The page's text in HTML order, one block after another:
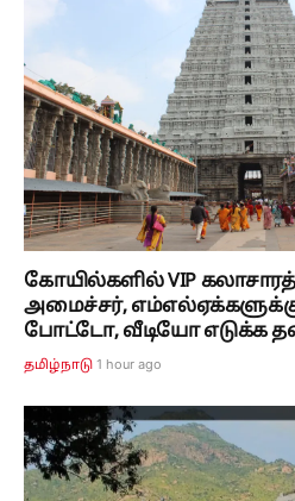
கோயில்களில் VIP
அமைச்சர்,
போட்டோ, வீடியோ எடுக்க
தமிழ்நாடு 1 hour ago